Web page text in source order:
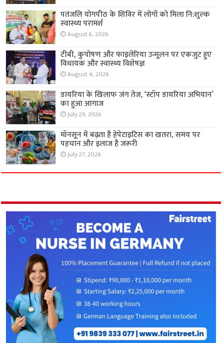
पतंजलि योगपीठ के शिविर में लोगों को मिला नि:शुल्क
स्वास्थ्य परामर्श
August 6, 2026
टीबी, कुपोषण और फाइलेरिया उन्मूलन पर एकजुट हुए
विधायक और स्वास्थ्य विशेषज्ञ
August 4, 2026
डायरिया के खिलाफ जंग तेज, ‘स्टॉप डायरिया अभियान’
का हुआ आगाज
July 29, 2026
मॉनसून में बढ़ता है हेपेटाइटिस का खतरा, समय पर
पहचान और इलाज है जरूरी
July 27, 2026